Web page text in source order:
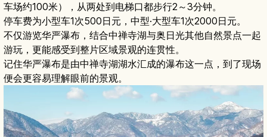
车场约100米），从两处到电梯口都步行2～3分钟。
停车费为小型车1次500日元，中型·大型车1次2000日元。
不仅游览华严瀑布，结合中禅寺湖与奥日光其他自然景点一起
游玩，更能感受到整片区域景观的连贯性。
记住华严瀑布是由中禅寺湖湖水汇成的瀑布这一点，到了现场
便会更容易理解眼前的景观。